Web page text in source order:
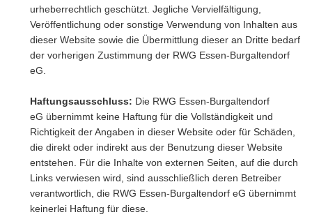
urheberrechtlich geschützt. Jegliche Vervielfältigung,
Veröffentlichung oder sonstige Verwendung von Inhalten aus
dieser Website sowie die Übermittlung dieser an Dritte bedarf
der vorherigen Zustimmung der RWG Essen-Burgaltendorf
eG.
Haftungsausschluss: Die RWG Essen-Burgaltendorf
eG übernimmt keine Haftung für die Vollständigkeit und
Richtigkeit der Angaben in dieser Website oder für Schäden,
die direkt oder indirekt aus der Benutzung dieser Website
entstehen. Für die Inhalte von externen Seiten, auf die durch
Links verwiesen wird, sind ausschließlich deren Betreiber
verantwortlich, die RWG Essen-Burgaltendorf eG übernimmt
keinerlei Haftung für diese.